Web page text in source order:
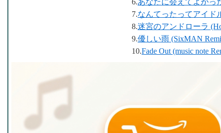
6.あなたに会えてよかっ
7.なんてったってアイド
8.迷宮のアンドローラ
9.優しい雨 (SixMAN
10.Fade Out (music note